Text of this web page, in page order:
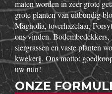
maten worden in zeer grote
grote planten van uitbundig
Magnolia, toverhazelaar,
ons vinden.
siergrassen en vaste planten
kwekerij. Ons motto:
uw tuin!
ONZE